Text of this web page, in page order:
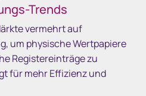
Trends
vermehrt auf
um physische Wertpapiere
Registereinträge zu
für mehr Effizienz und